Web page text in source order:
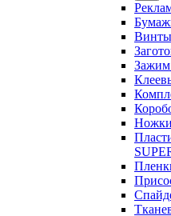
Зажим
Ножки